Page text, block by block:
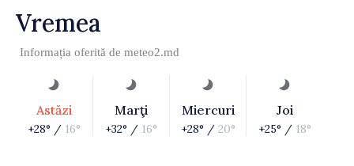
Vremea
Informația oferită de meteo2.md
Astăzi
+28° / 16°
Marţi
+32° / 16°
Miercuri
+28° / 20°
Joi
+25° / 18°